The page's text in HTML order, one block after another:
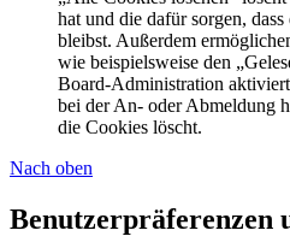
hat und die dafür sorgen,
bleibst. Außerdem
wie beispielsweise den
Board-Administration
bei der An- oder Abmeldung
die Cookies löscht.
Nach oben
Benutzerpräferenzen